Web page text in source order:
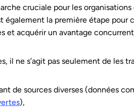
cruciale pour les
également la première étape pour
et acquérir un avantage
il ne s’agit pas seulement de les
de sources diverses (données
),